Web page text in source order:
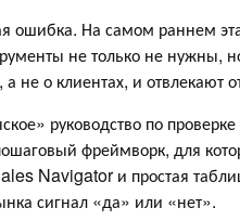
ошибка. На самом раннем
не только не нужны,
а не о клиентах, и
руководство по
фреймворк, для
Navigator и простая
сигнал «да» или «нет».